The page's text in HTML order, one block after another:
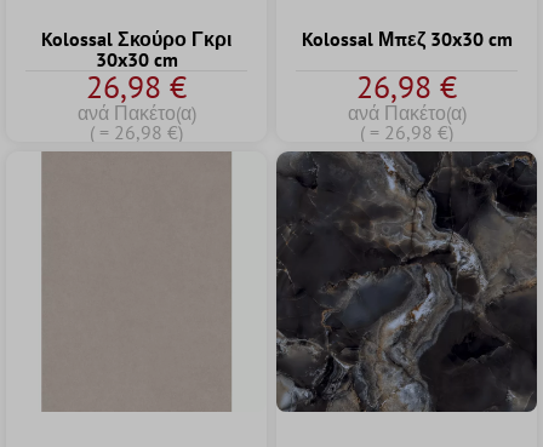
Kolossal Σκούρο Γκρι
30x30 cm
26,98 €
ανά Πακέτο(α)
( = 26,98 €)
Kolossal Μπεζ 30x30 cm
26,98 €
ανά Πακέτο(α)
( = 26,98 €)